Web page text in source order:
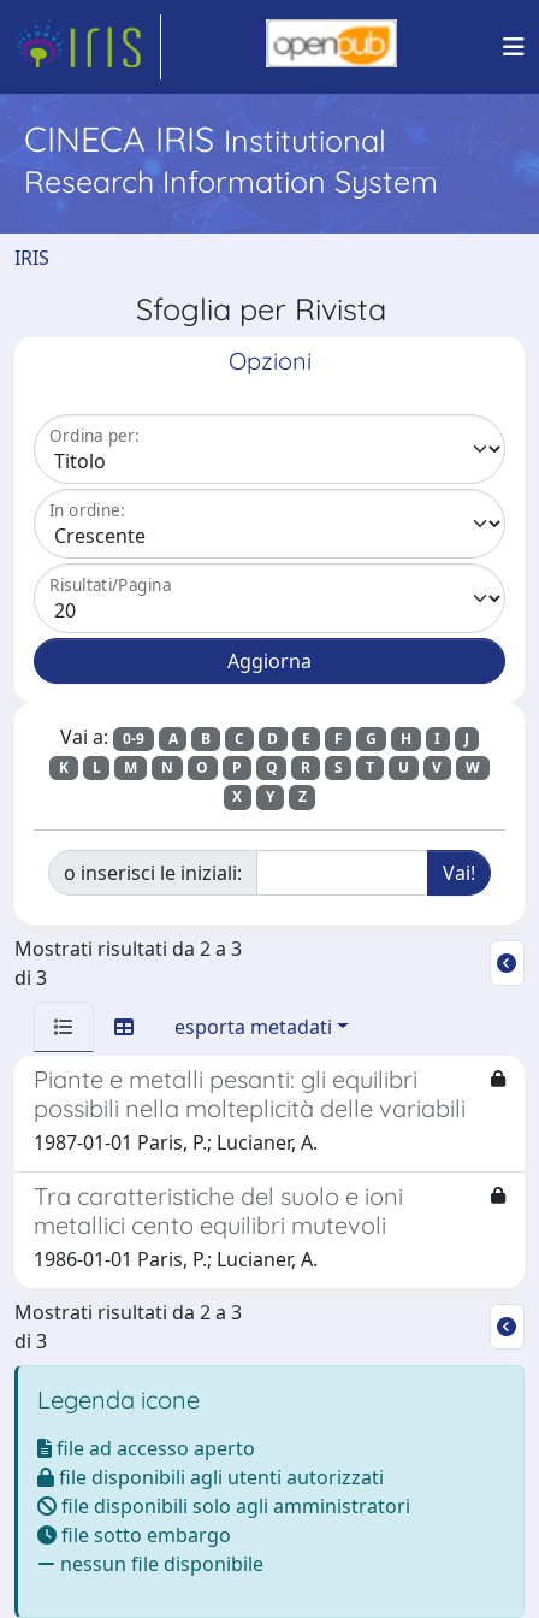
CINECA IRIS Institutional
Research Information System
IRIS
Sfoglia per Rivista
Opzioni
Ordina per:
In ordine:
Risultati/Pagina
Vai a: 0-9 A B C D E F G H I
J
K
L M N O P Q R S T U V
W
X
Y Z
o inserisci le iniziali:
Mostrati risultati da 2 a 3
di 3
esporta metadati
Piante e metalli pesanti: gli equilibri
possibili nella molteplicità delle variabili
1987-01-01 Paris, P.; Lucianer, A.
Tra caratteristiche del suolo e ioni
metallici cento equilibri mutevoli
1986-01-01 Paris, P.; Lucianer, A.
Mostrati risultati da 2 a 3
di 3
Legenda icone
file ad accesso aperto
file disponibili agli utenti autorizzati
file disponibili solo agli amministratori
file sotto embargo
nessun file disponibile